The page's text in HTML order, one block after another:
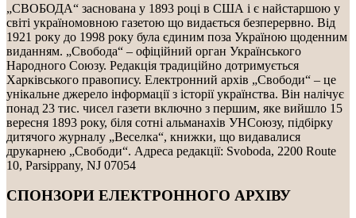
„СВОБОДА“ заснована у 1893 році в США і є найстаршою у
світі україномовною газетою що видається безперервно. Від
1921 року до 1998 року була єдиним поза Україною щоденним
виданням. „Свобода“ – офіційний орган Українського
Народного Союзу. Редакція традиційно дотримується
Харківського правопису. Електронний архів „Свободи“ – це
унікальне джерело інформації з історії українства. Він налічує
понад 23 тис. чисел газети включно з першим, яке вийшло 15
вересня 1893 року, біля сотні альманахів УНСоюзу, підбірку
дитячого журналу „Веселка“, книжки, що видавалися
друкарнею „Свободи“. Адреса редакції: Svoboda, 2200 Route
10, Parsippany, NJ 07054
СПОНЗОРИ ЕЛЕКТРОННОГО АРХІВУ